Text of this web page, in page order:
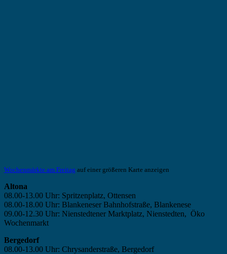
Wochenmärkte am Freitag auf einer größeren Karte anzeigen
Altona
08.00-13.00 Uhr: Spritzenplatz, Ottensen
08.00-18.00 Uhr: Blankeneser Bahnhofstraße, Blankenese
09.00-12.30 Uhr: Nienstedtener Marktplatz, Nienstedten, Öko
Wochenmarkt
Bergedorf
08.00-13.00 Uhr: Chrysanderstraße, Bergedorf